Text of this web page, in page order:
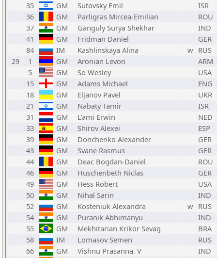
35
GM Sutovsky Emil
ISR
36
GM Parligras Mircea-Emilian
ROU
37
GM Ganguly Surya Shekhar
IND
41
GM Fridman Daniel
GER
84
IM Kashlinskaya Alina w RUS
29
1 GM Aronian Levon
ARM
5
GM So Wesley
USA
15
GM Adams Michael
ENG
18
GM Eljanov Pavel
UKR
21
GM Nabaty Tamir
ISR
31
GM L'ami Erwin
NED
33
GM Shirov Alexei
ESP
39
GM Donchenko Alexander
GER
43
GM Svane Rasmus
GER
44
GM Deac Bogdan-Daniel
ROU
46
GM Huschenbeth Niclas
GER
49
GM Hess Robert
USA
50
GM Nihal Sarin
IND
52
GM Kosteniuk Alexandra w RUS
54
GM Puranik Abhimanyu
IND
55
GM Mekhitarian Krikor Sevag
BRA
58
IM Lomasov Semen
RUS
66
GM Vishnu Prasanna. V
IND